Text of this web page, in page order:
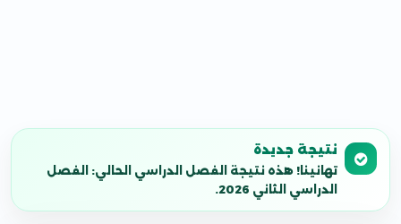
نتيجة جديدة
تهانينا! هذه نتيجة الفصل الدراسي الحالي: الفصل
الدراسي الثاني 2026.